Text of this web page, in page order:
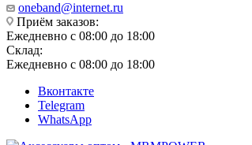
oneband@internet.ru
Приём заказов:
Ежедневно с 08:00 до 18:00
Склад:
Ежедневно с 08:00 до 18:00
Вконтакте
Telegram
WhatsApp